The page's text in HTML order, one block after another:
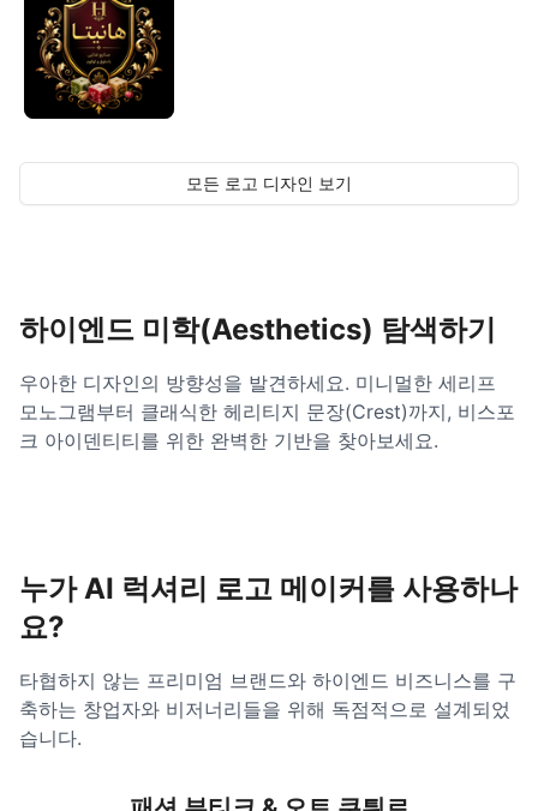
모든 로고 디자인 보기
하이엔드 미학(Aesthetics) 탐색하기
우아한 디자인의 방향성을 발견하세요. 미니멀한 세리프
모노그램부터 클래식한 헤리티지 문장(Crest)까지, 비스포
크 아이덴티티를 위한 완벽한 기반을 찾아보세요.
누가 AI 럭셔리 로고 메이커를 사용하나
요?
타협하지 않는 프리미엄 브랜드와 하이엔드 비즈니스를 구
축하는 창업자와 비저너리들을 위해 독점적으로 설계되었
습니다.